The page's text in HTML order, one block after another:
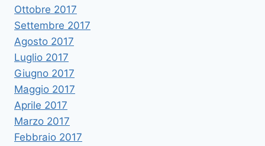
Ottobre 2017
Settembre 2017
Agosto 2017
Luglio 2017
Giugno 2017
Maggio 2017
Aprile 2017
Marzo 2017
Febbraio 2017